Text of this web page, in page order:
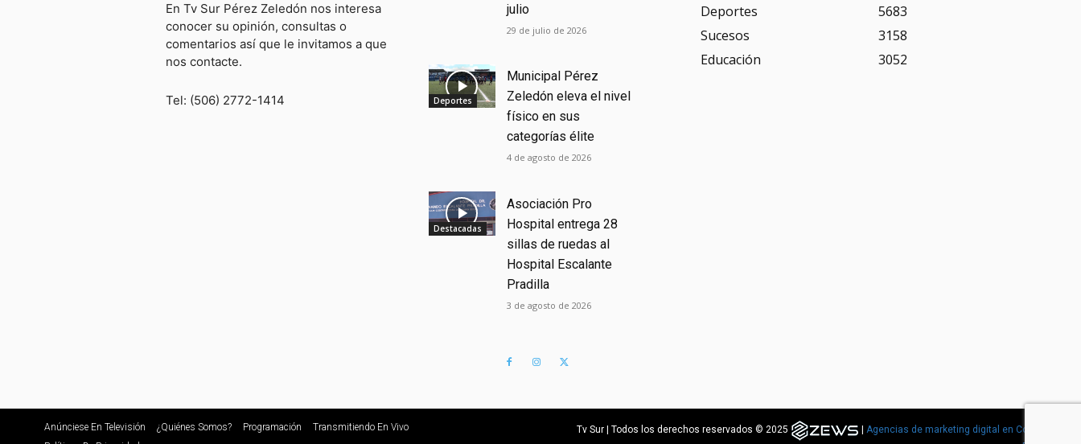
En Tv Sur Pérez Zeledón nos interesa
conocer su opinión, consultas o
comentarios así que le invitamos a que
nos contacte.
Tel: (506) 2772-1414
julio
29 de julio de 2026
Deportes
Municipal Pérez
Zeledón eleva el nivel
físico en sus
categorías élite
4 de agosto de 2026
Destacadas
Asociación Pro
Hospital entrega 28
sillas de ruedas al
Hospital Escalante
Pradilla
3 de agosto de 2026
Deportes
5683
Sucesos
3158
Educación
3052
Anúnciese En Televisión ¿Quiénes Somos? Programación
Transmitiendo En Vivo
Tv Sur | Todos los derechos reservados © 2025
Agencias de marketing digital en Costa